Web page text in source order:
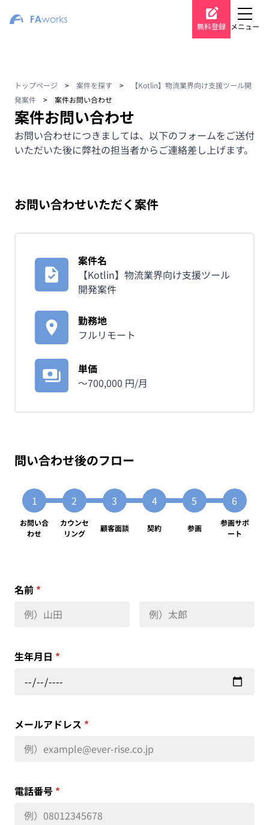
無料登録 メニュー
トップページ > 案件を探す >
【Kotlin】物流業界向け支援ツール開
発案件
> 案件お問い合わせ
案件お問い合わせ
お問い合わせにつきましては、以下のフォームをご送付
いただいた後に弊社の担当者からご連絡差し上げます。
お問い合わせいただく案件
案件名
【Kotlin】物流業界向け支援ツール
開発案件
勤務地
フルリモート
単価
〜700,000 円/月
問い合わせ後のフロー
お問い合
わせ
カウンセ
リング
顧客面談 契約 参画
参画サポ
ート
名前 *
生年月日 *
メールアドレス *
電話番号 *